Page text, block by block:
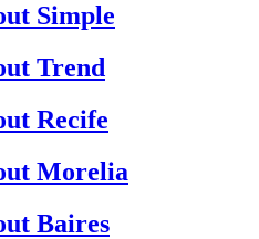
Simple
Trend
Recife
Morelia
Baires